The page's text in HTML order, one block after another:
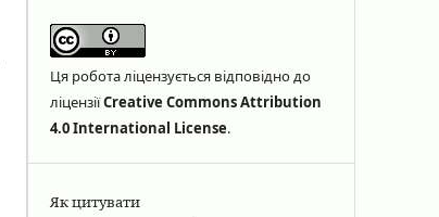
Ця робота ліцензується відповідно до
ліцензіїCreative Commons Attribution
4.0 International License.
Як цитувати